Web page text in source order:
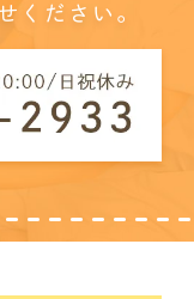
ください。